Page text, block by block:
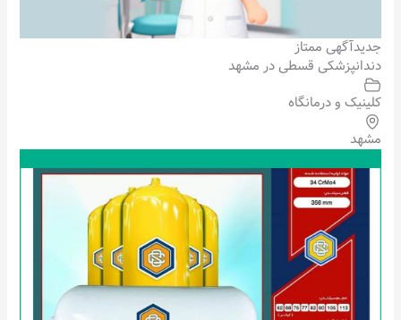
جدیدآگهی ممتاز
دندانپزشکی قسطی در مشهد
کلینیک و درمانگاه
مشهد